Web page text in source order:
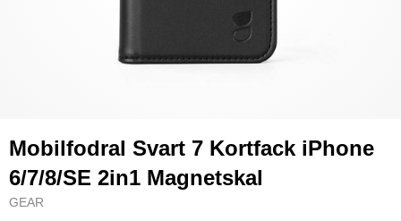
Mobilfodral Svart 7 Kortfack iPhone
6/7/8/SE 2in1 Magnetskal
GEAR